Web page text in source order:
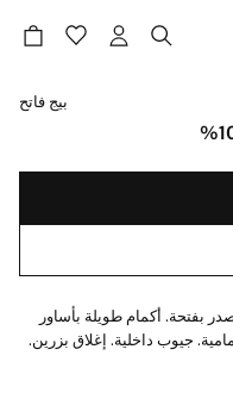
بيج فاتح
صدر بفتحة. أكمام طويلة بأساور
جيوب داخلية. إغلاق بزرين.